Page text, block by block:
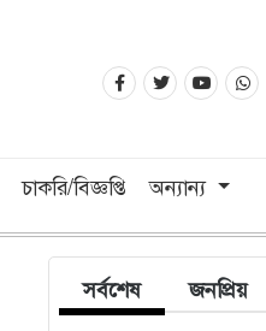
চাকরি/বিজ্ঞপ্তি অন্যান্য
সর্বশেষ জনপ্রিয়